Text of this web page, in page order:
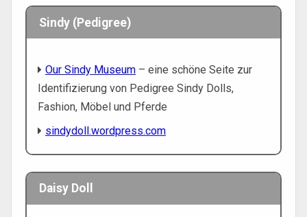
Sindy (Pedigree)
Our Sindy Museum – eine schöne Seite zur
Identifizierung von Pedigree Sindy Dolls,
Fashion, Möbel und Pferde
sindydoll.wordpress.com
Daisy Doll